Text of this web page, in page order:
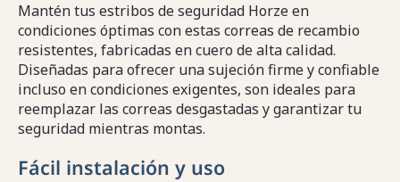
Mantén tus estribos de seguridad Horze en
condiciones óptimas con estas correas de recambio
resistentes, fabricadas en cuero de alta calidad.
Diseñadas para ofrecer una sujeción firme y confiable
incluso en condiciones exigentes, son ideales para
reemplazar las correas desgastadas y garantizar tu
seguridad mientras montas.
Fácil instalación y uso